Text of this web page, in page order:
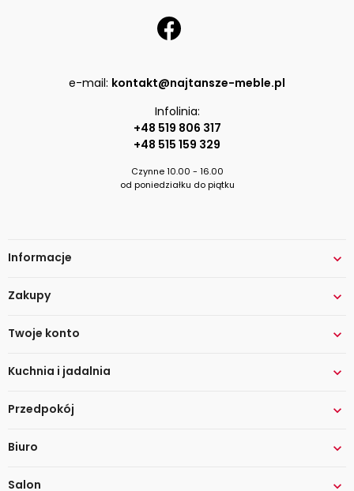
e-mail: kontakt@najtansze-meble.pl
Infolinia:
+48 519 806 317
+48 515 159 329
Czynne 10.00 - 16.00
od poniedziałku do piątku
Informacje 
Zakupy 
Twoje konto 
Kuchnia i jadalnia 
Przedpokój 
Biuro 
Salon 